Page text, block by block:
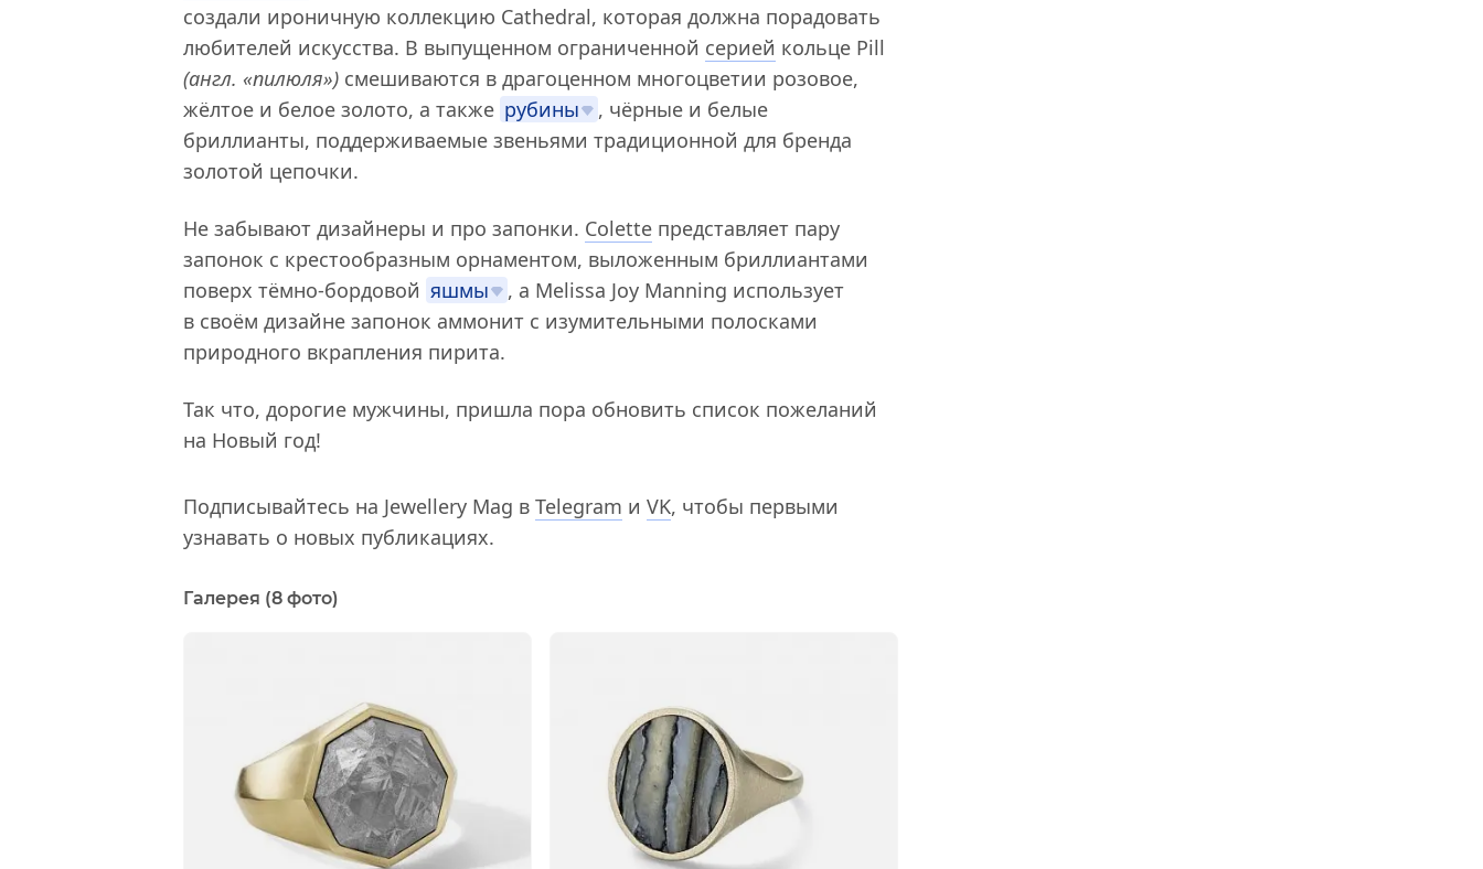
создали ироничную коллекцию Cathedral, которая должна порадовать
любителей искусства. В выпущенном ограниченной серией кольце Pill
(англ. «пилюля») смешиваются в драгоценном многоцветии розовое,
жёлтое и белое золото, а также рубины
, чёрные и белые
бриллианты, поддерживаемые звеньями традиционной для бренда
золотой цепочки.
Не забывают дизайнеры и про запонки. Colette представляет пару
запонок с крестообразным орнаментом, выложенным бриллиантами
поверх тёмно-бордовой яшмы
, а Melissa Joy Manning использует
в своём дизайне запонок аммонит с изумительными полосками
природного вкрапления пирита.
Так что, дорогие мужчины, пришла пора обновить список пожеланий
на Новый год!
Подписывайтесь на Jewellery Mag в Telegram и VK, чтобы первыми
узнавать о новых публикациях.
Галерея (8 фото)